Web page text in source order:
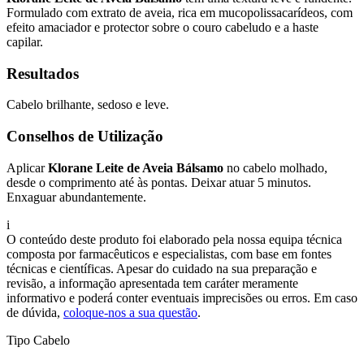
Formulado com extrato de aveia, rica em mucopolissacarídeos, com
efeito amaciador e protector sobre o couro cabeludo e a haste
capilar.
Resultados
Cabelo brilhante, sedoso e leve.
Conselhos de Utilização
AplicarKlorane Leite de Aveia Bálsamo no cabelo molhado,
desde o comprimento até às pontas. Deixar atuar 5 minutos.
Enxaguar abundantemente.
i
O conteúdo deste produto foi elaborado pela nossa equipa técnica
composta por farmacêuticos e especialistas, com base em fontes
técnicas e científicas. Apesar do cuidado na sua preparação e
revisão, a informação apresentada tem caráter meramente
informativo e poderá conter eventuais imprecisões ou erros. Em caso
de dúvida, coloque-nos a sua questão.
Tipo Cabelo